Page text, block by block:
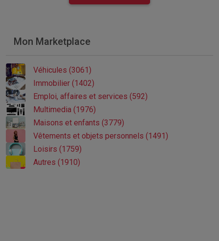
Mon Marketplace
Véhicules (3061)
Immobilier (1402)
Emploi, affaires et services (592)
Multimedia (1976)
Maisons et enfants (3779)
Vêtements et objets personnels (1491)
Loisirs (1759)
Autres (1910)